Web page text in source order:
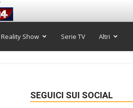
Reality Show Serie TV Altri
SEGUICI SUI SOCIAL